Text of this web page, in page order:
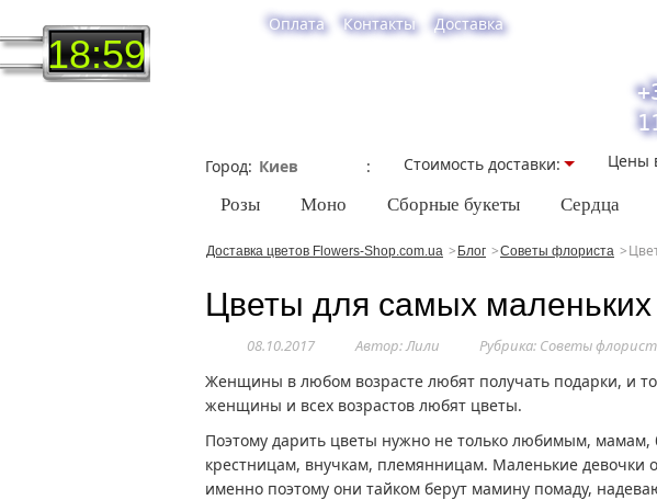
18:59
Оплата Контакты Доставка
Город Стоимость доставки: Цены
Розы Моно Сборные букеты Сердца
Доставка цветов Flowers-Shop.com.ua Блог Советы флориста
Цветы для самых маленьких
08.10.2017 Автор: Лили Рубрика: Советы
Женщины в любом возрасте любят получать подарки, и
женщины и всех возрастов любят цветы.
Поэтому дарить цветы нужно не только любимым, мамам,
крестницам, внучкам, племянницам. Маленькие девочки
именно поэтому они тайком берут мамину помаду,